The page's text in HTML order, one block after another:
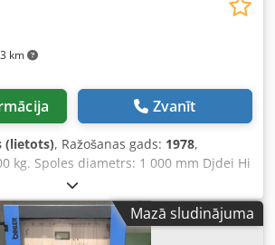
km
Zvanīt
(lietots), Ražošanas gads: 1978,
kg. Spoles diametrs: 1 000 mm Djdei Hi
ārējais diametrs: max. 900 mm
240–560 mm Rullīša platums:
Mazā sludinājuma